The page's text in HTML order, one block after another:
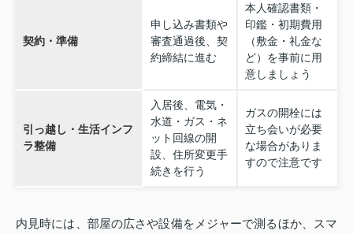
契約・準備
申し込み書類や
審査通過後、契
約締結に進む
本人確認書類・
印鑑・初期費用
（敷金・礼金な
ど）を事前に用
意しましょう
引っ越し・生活インフ
ラ整備
入居後、電気・
水道・ガス・ネ
ット回線の開
設、住所変更手
続きを行う
ガスの開栓には
立ち会いが必要
な場合がありま
すので注意です
内見時には、部屋の広さや設備をメジャーで測るほか、スマ